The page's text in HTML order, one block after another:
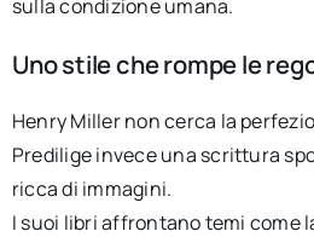
sulla condizione umana.
Uno stile che rompe le
Henry Miller non cerca la
Predilige invece una scrittura
ricca di immagini.
I suoi libri affrontano temi come